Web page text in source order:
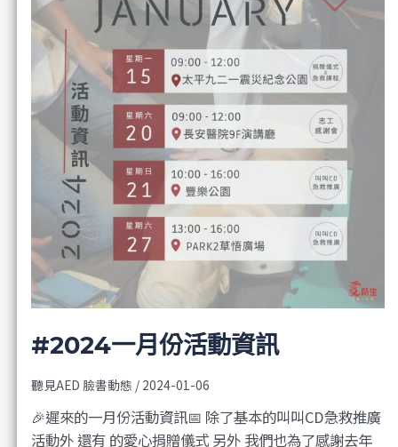
#2024一月份活動資訊
聽見AED 臉書動態 / 2024-01-06
🎉遲來的一月份活動資訊📅 除了基本的叫叫CD急救推廣
活動外 還有 的愛心捐贈儀式 另外 我們也為了感謝去年